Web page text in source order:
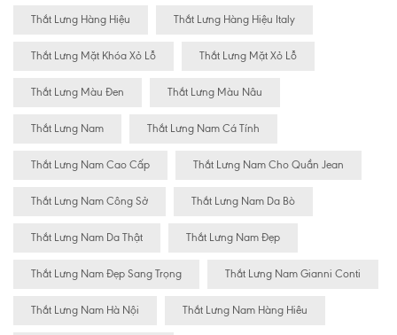
Thắt Lưng Hàng Hiệu Thắt Lưng Hàng Hiệu Italy
Thắt Lưng Mặt Khóa Xỏ Lỗ Thắt Lưng Mặt Xỏ Lỗ
Thắt Lưng Màu Đen Thắt Lưng Màu Nâu
Thắt Lưng Nam Thắt Lưng Nam Cá Tính
Thắt Lưng Nam Cao Cấp Thắt Lưng Nam Cho Quần Jean
Thắt Lưng Nam Công Sở Thắt Lưng Nam Da Bò
Thắt Lưng Nam Da Thật Thắt Lưng Nam Đẹp
Thắt Lưng Nam Đẹp Sang Trọng Thắt Lưng Nam Gianni Conti
Thắt Lưng Nam Hà Nội Thắt Lưng Nam Hàng Hiêu